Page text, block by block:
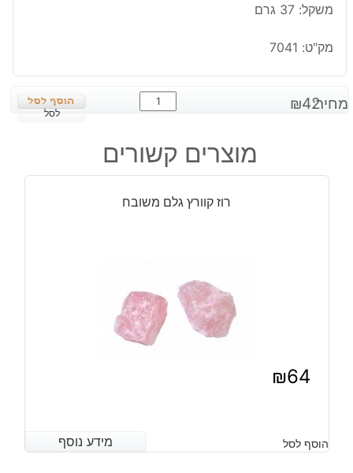
משקל: 37 גרם
מק"ט: 7041
מחיר: ₪42
כמות
של
מוט
דו
משקל:
לסל
מוצרים קשורים
רוז קוורץ גלם משובח
₪64
מידע נוסף הוסף לסל מידע נוסף